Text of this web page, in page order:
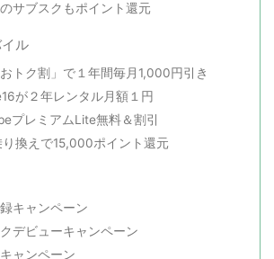
サブスクもポイント還元
ル
おトク割」で１年間毎月1,000円引き
が２年レンタル月額１円
プレミアムLite無料＆割引
り換えで15,000ポイント還元
キャンペーン
デビューキャンペーン
ャンペーン